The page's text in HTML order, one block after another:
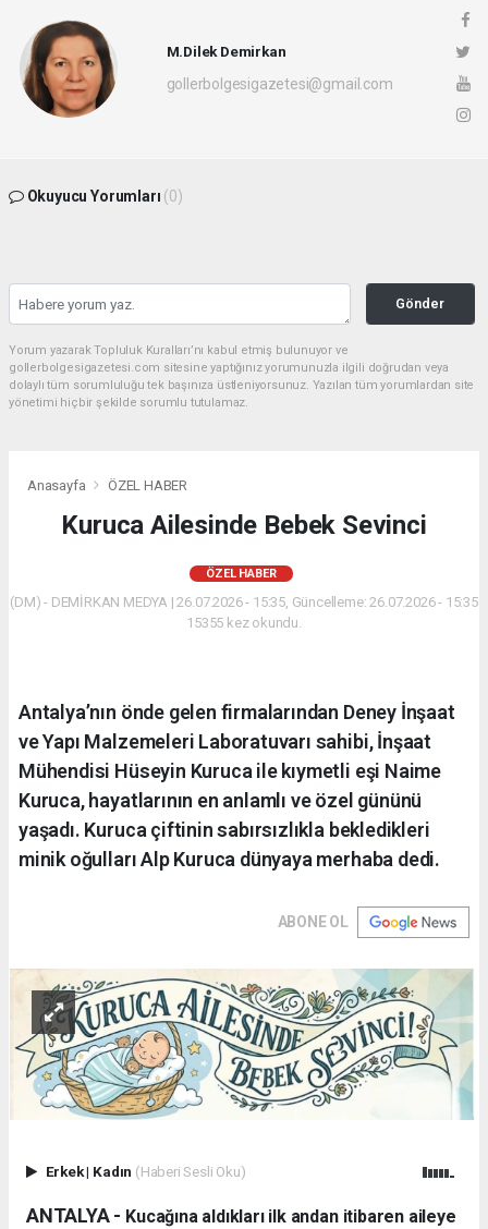
M.Dilek Demirkan
gollerbolgesigazetesi@gmail.com
Okuyucu Yorumları (0)
Gönder
Yorum yazarak Topluluk Kuralları’nı kabul etmiş bulunuyor ve
gollerbolgesigazetesi.com sitesine yaptığınız yorumunuzla ilgili doğrudan veya
dolaylı tüm sorumluluğu tek başınıza üstleniyorsunuz. Yazılan tüm yorumlardan site
yönetimi hiçbir şekilde sorumlu tutulamaz.
Anasayfa ÖZEL HABER
Kuruca Ailesinde Bebek Sevinci
ÖZEL HABER
(DM) - DEMİRKAN MEDYA | 26.07.2026 - 15:35, Güncelleme: 26.07.2026 - 15:35
15355 kez okundu.
Antalya’nın önde gelen firmalarından Deney İnşaat
ve Yapı Malzemeleri Laboratuvarı sahibi, İnşaat
Mühendisi Hüseyin Kuruca ile kıymetli eşi Naime
Kuruca, hayatlarının en anlamlı ve özel gününü
yaşadı. Kuruca çiftinin sabırsızlıkla bekledikleri
minik oğulları Alp Kuruca dünyaya merhaba dedi.
ABONE OL
Erkek| Kadın (Haberi Sesli Oku)
ANTALYA - ​ Kucağına aldıkları ilk andan itibaren aileye